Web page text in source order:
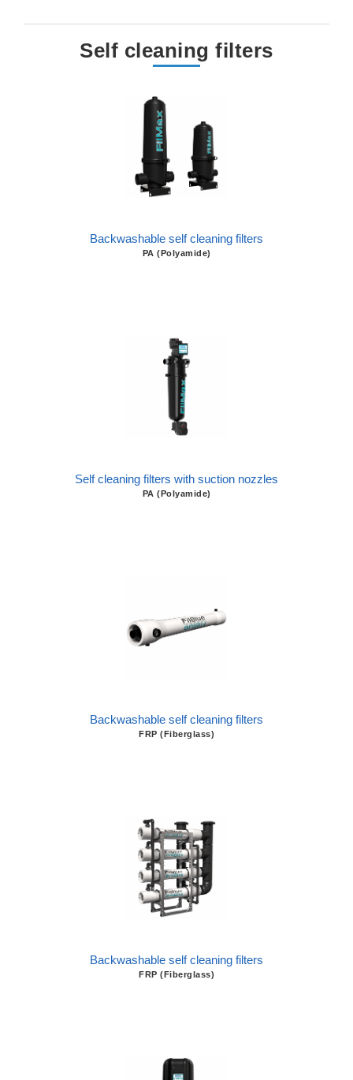
Self cleaning filters
Backwashable self cleaning filters
PA (Polyamide)
Self cleaning filters with suction nozzles
PA (Polyamide)
Backwashable self cleaning filters
FRP (Fiberglass)
Backwashable self cleaning filters
FRP (Fiberglass)